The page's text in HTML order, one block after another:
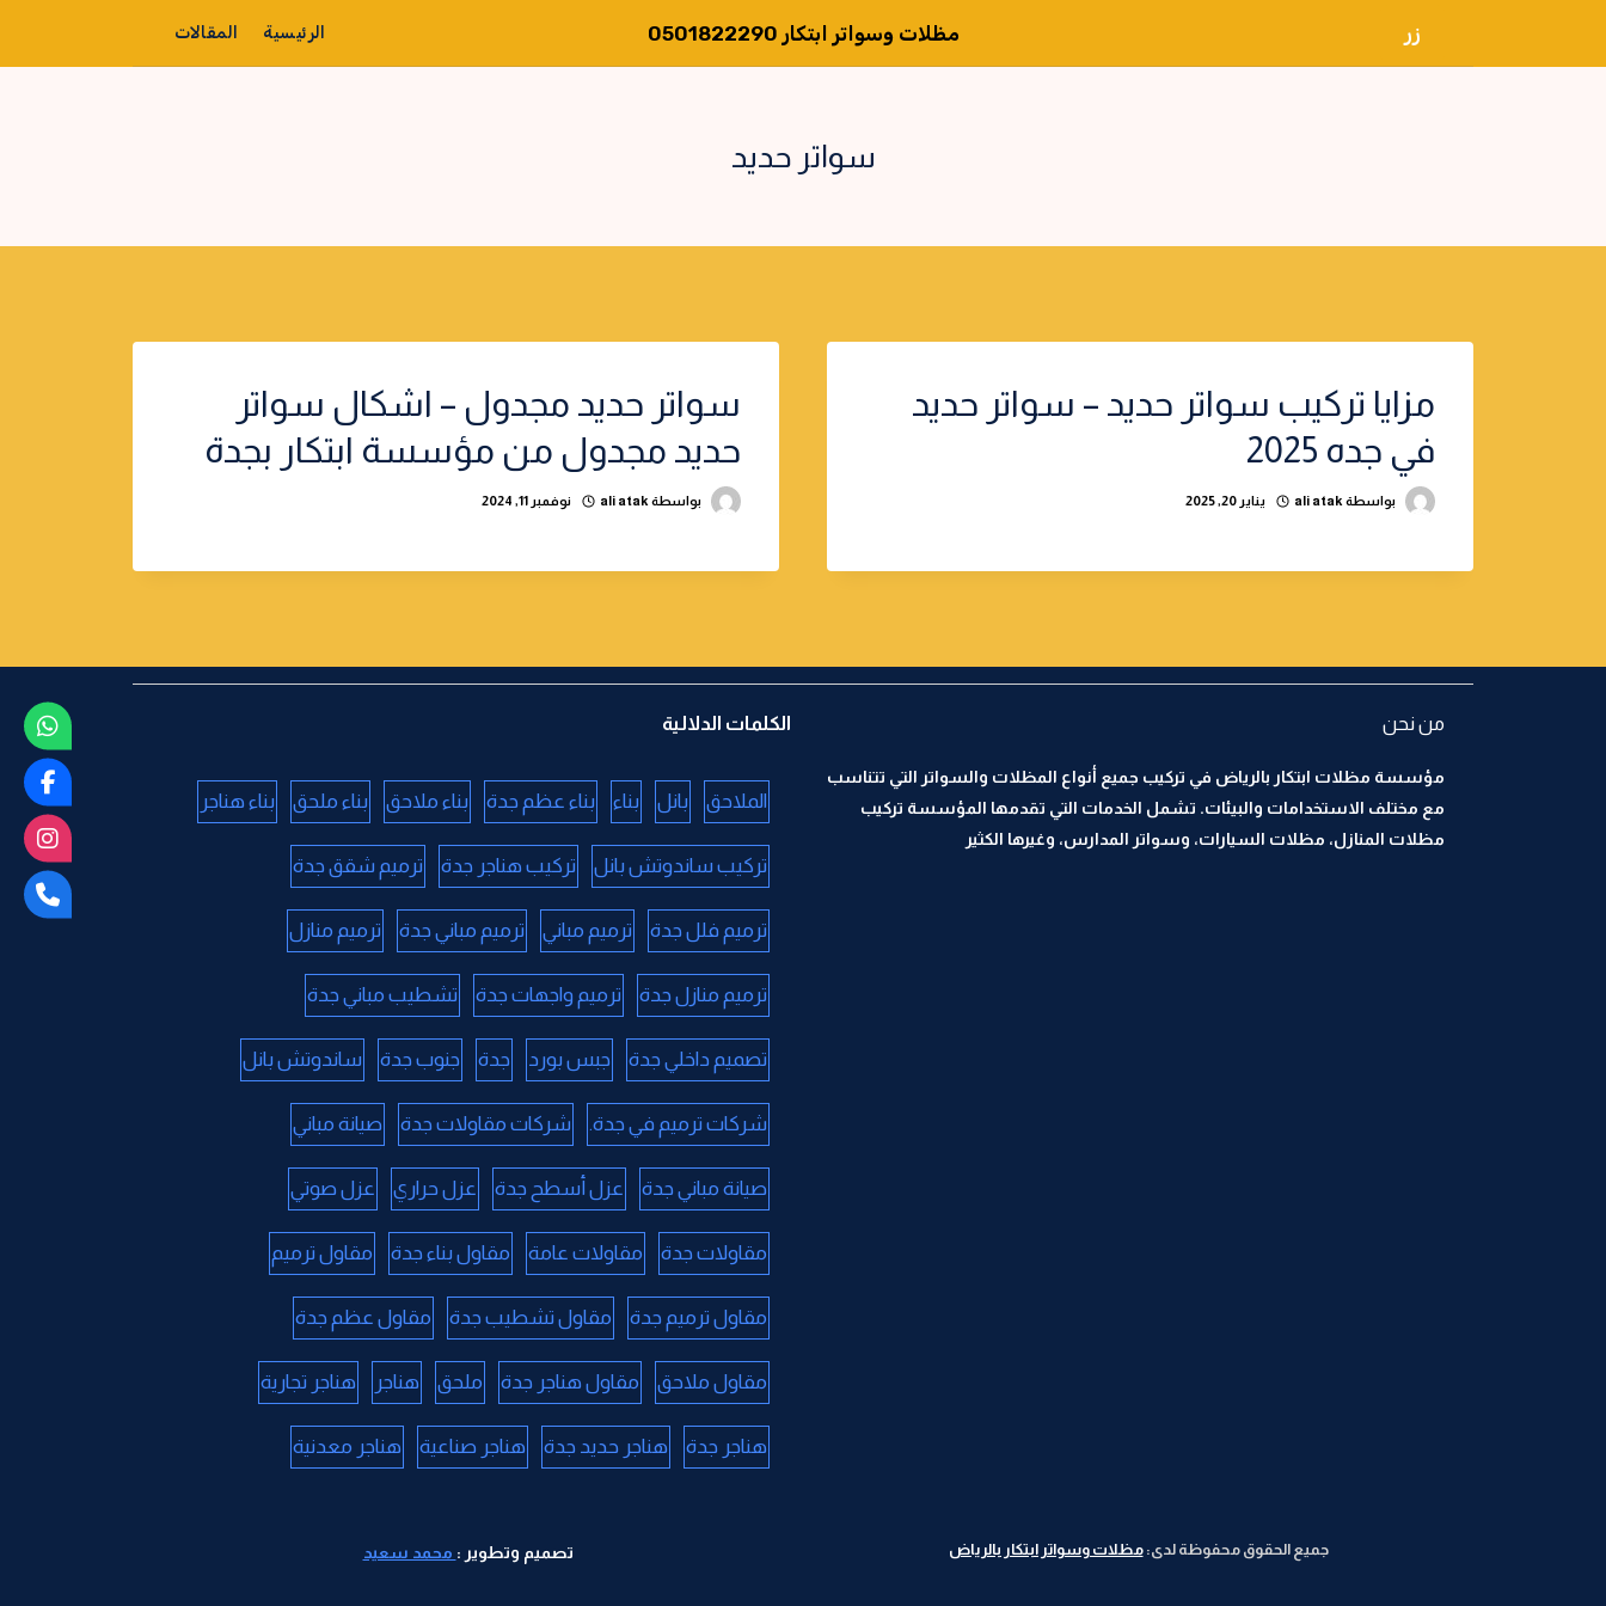
زر مظلات وسواتر ابتكار 0501822290 الرئيسية المقالات
سواتر حديد
مزايا تركيب سواتر حديد – سواتر حديد
في جده 2025
بواسطة ali atak يناير 20, 2025
سواتر حديد مجدول – اشكال سواتر
حديد مجدول من مؤسسة ابتكار بجدة
بواسطة ali atak نوفمبر 11, 2024
من نحن
مؤسسة مظلات ابتكار بالرياض في تركيب جميع أنواع المظلات والسواتر التي تتناسب
مع مختلف الاستخدامات والبيئات. تشمل الخدمات التي تقدمها المؤسسة تركيب
مظلات المنازل، مظلات السيارات، وسواتر المدارس، وغيرها الكثير
الكلمات الدلالية
الملاحق بانل بناء بناء عظم جدة بناء ملاحق بناء ملحق بناء هناجر
تركيب ساندوتش بانل تركيب هناجر جدة ترميم شقق جدة
ترميم فلل جدة ترميم مباني ترميم مباني جدة ترميم منازل
ترميم منازل جدة ترميم واجهات جدة تشطيب مباني جدة
تصميم داخلي جدة جبس بورد جدة جنوب جدة ساندوتش بانل
شركات ترميم في جدة. شركات مقاولات جدة صيانة مباني
صيانة مباني جدة عزل أسطح جدة عزل حراري عزل صوتي
مقاولات جدة مقاولات عامة مقاول بناء جدة مقاول ترميم
مقاول ترميم جدة مقاول تشطيب جدة مقاول عظم جدة
مقاول ملاحق مقاول هناجر جدة ملحق هناجر هناجر تجارية
هناجر جدة هناجر حديد جدة هناجر صناعية هناجر معدنية
جميع الحقوق محفوظة لدى:مظلات وسواتر ابتكار بالرياض تصميم وتطوير : محمد سعيد